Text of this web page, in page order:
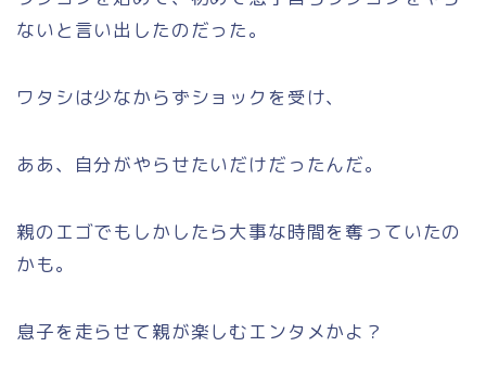
ないと言い出したのだった。
ワタシは少なからずショックを受け、
ああ、自分がやらせたいだけだったんだ。
親のエゴでもしかしたら大事な時間を奪っていたの
かも。
息子を走らせて親が楽しむエンタメかよ？